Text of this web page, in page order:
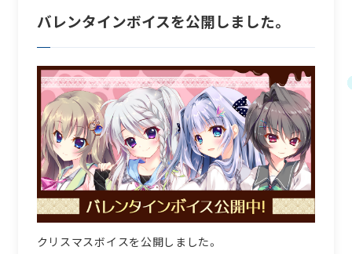
アバウト ゲーム
ANIME
アニメ
CHARACTER
キャラクター
GOODS
グッズ
SPECIAL
スペシャル
バレンタインボイスを公開しました。
クリスマスボイスを公開しました。